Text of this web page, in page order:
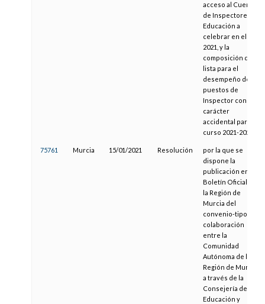
acceso al Cuerpo
de Inspectores de
Educación a
celebrar en el año
2021, y la
composición de la
lista para el
desempeño de
puestos de
Inspector con
carácter
accidental para el
curso 2021-2022
75761 Murcia 15/01/2021 Resolución
por la que se
dispone la
publicación en el
Boletín Oficial de
la Región de
Murcia del
convenio-tipo de
colaboración
entre la
Comunidad
Autónoma de la
Región de Murcia,
a través de la
Consejería de
Educación y